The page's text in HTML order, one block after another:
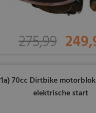
275,99
70cc Dirtbike
elektrische start